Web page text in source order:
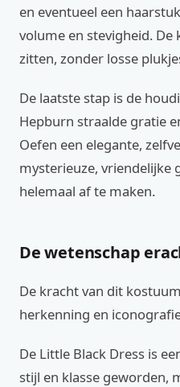
en eventueel een
volume en stevigheid.
zitten, zonder losse
De laatste stap is de
Hepburn straalde gratie
Oefen een elegante,
mysterieuze, vriendelijke
helemaal af te maken.
De wetenschap
De kracht van dit
herkenning en
De Little Black Dress is
stijl en klasse geworden,